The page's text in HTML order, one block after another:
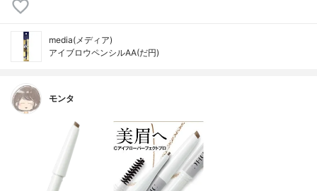
media(メディア)
アイブロウペンシルAA(だ円)
モンタ